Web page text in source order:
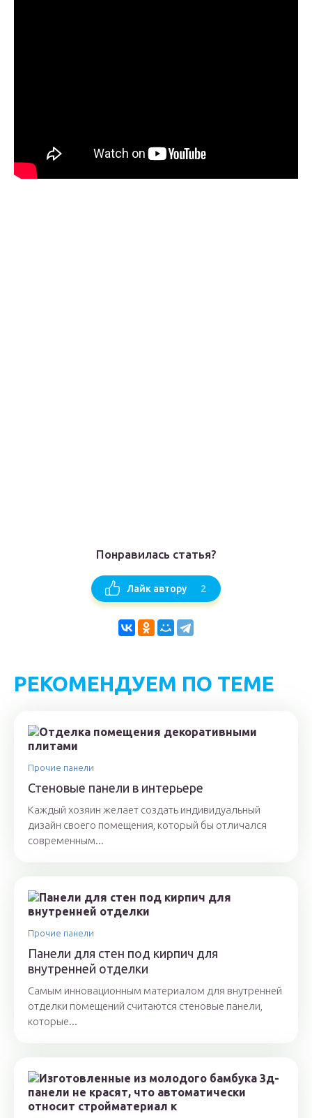
Понравилась статья?
Лайк автору 2
РЕКОМЕНДУЕМ ПО ТЕМЕ
Прочие панели
Стеновые панели в интерьере
Каждый хозяин желает создать индивидуальный
дизайн своего помещения, который бы отличался
современным...
Прочие панели
Панели для стен под кирпич для
внутренней отделки
Самым инновационным материалом для внутренней
отделки помещений считаются стеновые панели,
которые...